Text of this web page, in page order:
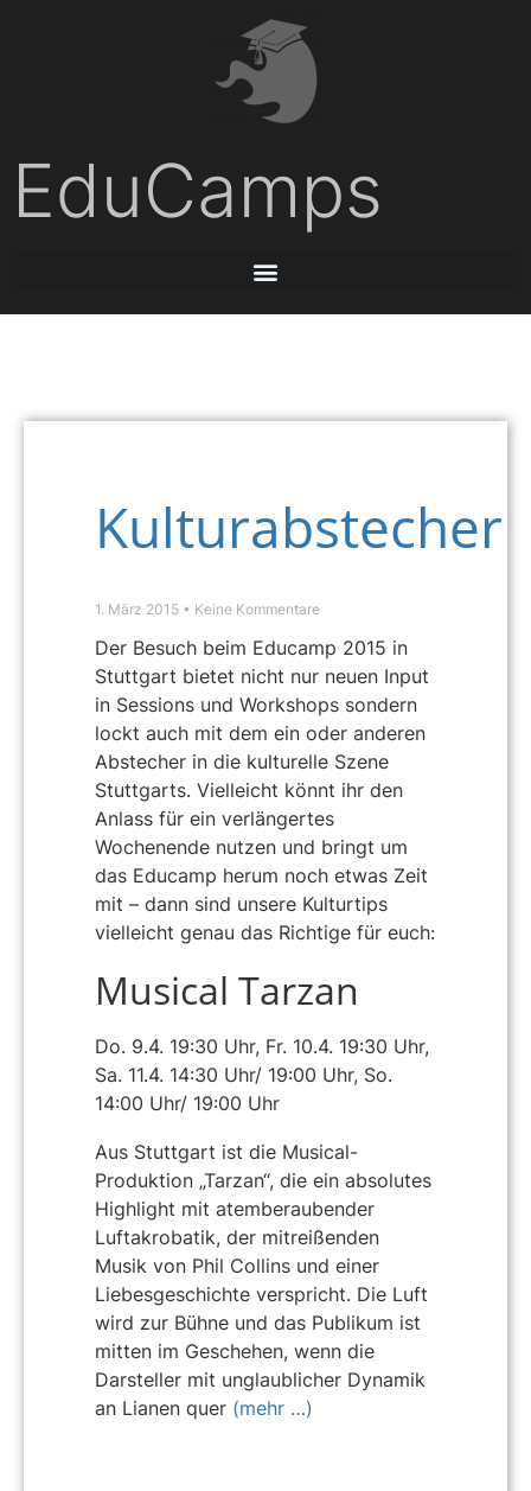
EduCamps
Kulturabstecher
1. März 2015 Keine Kommentare
Der Besuch beim Educamp 2015 in
Stuttgart bietet nicht nur neuen Input
in Sessions und Workshops sondern
lockt auch mit dem ein oder anderen
Abstecher in die kulturelle Szene
Stuttgarts. Vielleicht könnt ihr den
Anlass für ein verlängertes
Wochenende nutzen und bringt um
das Educamp herum noch etwas Zeit
mit – dann sind unsere Kulturtips
vielleicht genau das Richtige für euch:
Musical Tarzan
Do. 9.4. 19:30 Uhr, Fr. 10.4. 19:30 Uhr,
Sa. 11.4. 14:30 Uhr/ 19:00 Uhr, So.
14:00 Uhr/ 19:00 Uhr
Aus Stuttgart ist die Musical-
Produktion „Tarzan“, die ein absolutes
Highlight mit atemberaubender
Luftakrobatik, der mitreißenden
Musik von Phil Collins und einer
Liebesgeschichte verspricht. Die Luft
wird zur Bühne und das Publikum ist
mitten im Geschehen, wenn die
Darsteller mit unglaublicher Dynamik
an Lianen quer (mehr …)